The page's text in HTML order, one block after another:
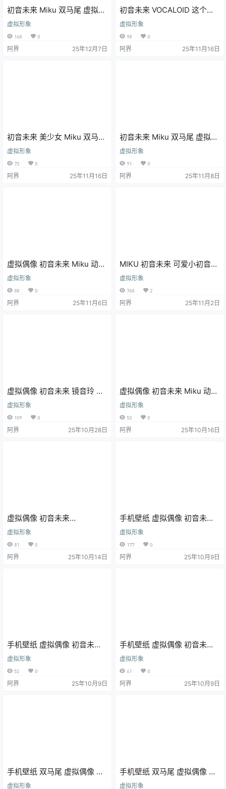
初音未来 Miku 双马尾 虚拟偶
像 电脑壁纸 4K壁纸
虚拟形象
168 0
阿界 25年12月7日
初音未来 VOCALOID 这个初
音真美好 Miku 双马尾 手机壁
虚拟形象
98 0
阿界 25年11月16日
初音未来 美少女 Miku 双马尾
VOCALOID 虚拟偶像 手机壁
虚拟形象
73 0
阿界 25年11月16日
初音未来 Miku 双马尾 虚拟偶
像 动漫壁纸 手机壁纸
虚拟形象
91 0
阿界 25年11月8日
虚拟偶像 初音未来 Miku 动漫
壁纸 手机壁纸 2K壁纸
虚拟形象
88 0
阿界 25年11月6日
MIKU 初音未来 可爱小初音宝
宝 4K动漫壁纸 电脑壁纸
虚拟形象
768 2
阿界 25年11月2日
虚拟偶像 初音未来 镜音玲 镜
音连 巡音流歌 动漫壁纸 手机
虚拟形象
109 0
阿界 25年10月28日
虚拟偶像 初音未来 Miku 动漫
壁纸 手机壁纸
虚拟形象
53 0
阿界 25年10月16日
虚拟偶像 初音未来
VOCALOID 动漫壁纸 手机壁
虚拟形象
81 0
阿界 25年10月14日
手机壁纸 虚拟偶像 初音未来
Miku 插画美图
虚拟形象
177 0
阿界 25年10月9日
手机壁纸 虚拟偶像 初音未来
Miku 插画美图
虚拟形象
52 0
阿界 25年10月9日
手机壁纸 虚拟偶像 初音未来
Miku 插画美图
虚拟形象
61 0
阿界 25年10月9日
手机壁纸 双马尾 虚拟偶像 初
音未来 Miku@Pibag
虚拟形象
手机壁纸 双马尾 虚拟偶像 初
音未来 Miku@NoNe
虚拟形象